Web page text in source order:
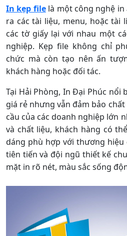
In kẹp filelà một công nghệ in
ra các tài liệu, menu, hoặc
các tờ giấy lại với nhau một
nghiệp. Kẹp file không chỉ
chức mà còn tạo nên ấn
khách hàng hoặc đối tác.
Tại Hải Phòng, In Đại Phúc nổi
giá rẻ nhưng vẫn đảm bảo
cầu của các doanh nghiệp lớn
và chất liệu, khách hàng có
dáng phù hợp với thương hiệu
tiên tiến và đội ngũ thiết kế
mặt in rõ nét, màu sắc sống